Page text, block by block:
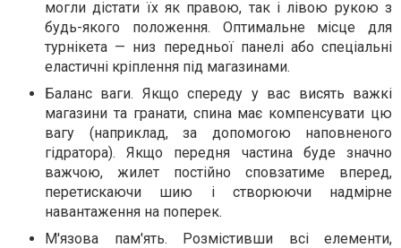
могли дістати їх як правою, так і лівою рукою з
будь-якого положення. Оптимальне місце для
турнікета — низ передньої панелі або спеціальні
еластичні кріплення під магазинами.
Баланс ваги. Якщо спереду у вас висять важкі
магазини та гранати, спина має компенсувати цю
вагу (наприклад, за допомогою наповненого
гідратора). Якщо передня частина буде значно
важчою, жилет постійно сповзатиме вперед,
перетискаючи шию і створюючи надмірне
навантаження на поперек.
М'язова пам'ять. Розмістивши всі елементи,